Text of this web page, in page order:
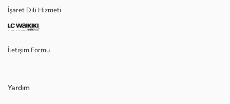
Marka:
Cinsiyet:
Kalıp:
İşaret Dili Hizmeti
İletişim Formu
Yardım